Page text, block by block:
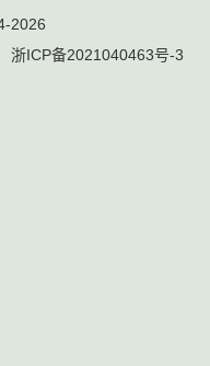
2026
浙ICP备2021040463号-3